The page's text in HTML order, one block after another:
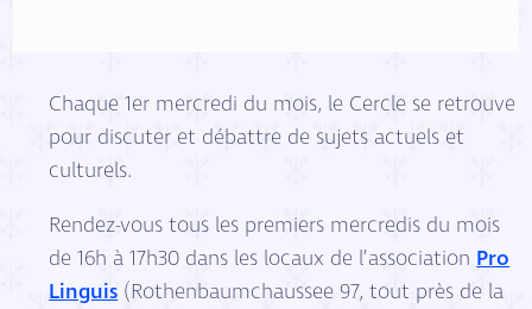
Chaque 1er mercredi du mois, le Cercle se retrouve
pour discuter et débattre de sujets actuels et
culturels.
Rendez-vous tous les premiers mercredis du mois
de 16h à 17h30 dans les locaux de l’associationPro
Linguis(Rothenbaumchaussee 97, tout près de la